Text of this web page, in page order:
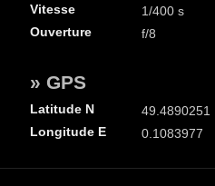
Vitesse
1/400 s
Ouverture
f/8
» GPS
Latitude N
49.4890251
Longitude E
0.1083977